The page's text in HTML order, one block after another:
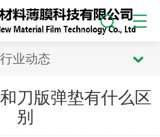
行业动态
刀版弹垫有什么区
别